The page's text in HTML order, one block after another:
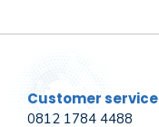
Customer service
0812 1784 4488